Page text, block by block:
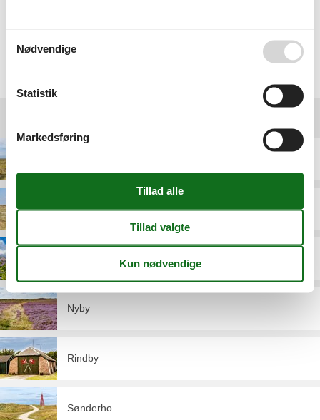
Grøndal
Nyby
Rindby
Sønderho
Nødvendige
Statistik
Markedsføring